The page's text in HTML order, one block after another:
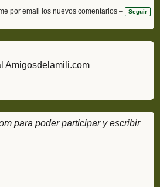
por email los nuevos comentarios – Seguir
Amigosdelamili.com
para poder participar y escribir